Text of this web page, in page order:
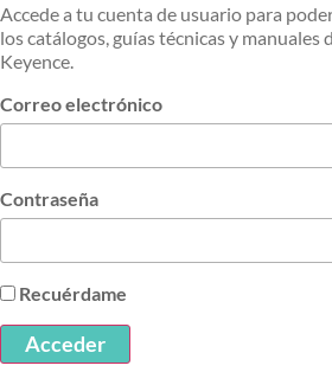
Accede a tu cuenta de usuario para
los catálogos, guías técnicas y manuales
Keyence.
Correo electrónico
Contraseña
Recuérdame
Acceder